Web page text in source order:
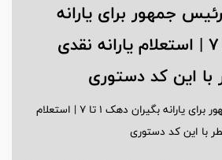
جمهور برای یارانه
بگیران دهک ۱ تا ۷ | استعلام یارانه نقدی
این کد دستوری
سورپرایز عیدانه رئیس جمهور برای یارانه بگیران دهک ۱ تا ۷ | استعلام
با این کد دستوری